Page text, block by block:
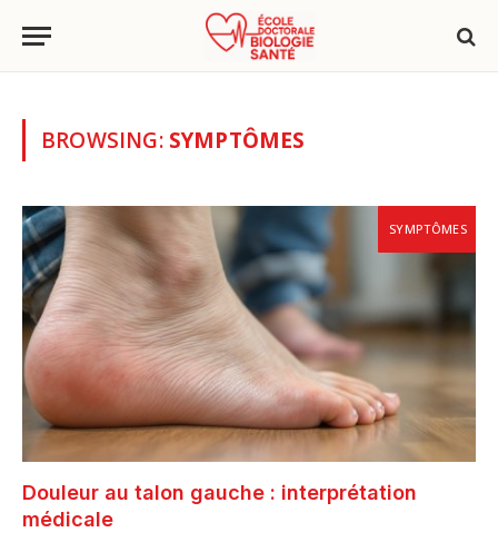
BROWSING: SYMPTÔMES
SYMPTÔMES
Douleur au talon gauche : interprétation
médicale